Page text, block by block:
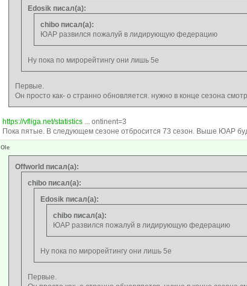
Edosik писал(а):
chibo писал(а):
ЮАР развился пожалуй в лидирующую федерацию
Ну пока по мирорейтингу они лишь 5е
Первые.
Он просто как- о странно обновляется. нужно в конце сезона
https://vfliga.net/statistics... ontinent=3
Пока пятые. В следующем сезоне отбросится 73 сезон. Выше ЮАР
Ole
Offworld писал(а):
chibo писал(а):
Edosik писал(а):
chibo писал(а):
ЮАР развился пожалуй в лидирующую федерацию
Ну пока по мирорейтингу они лишь 5е
Первые.